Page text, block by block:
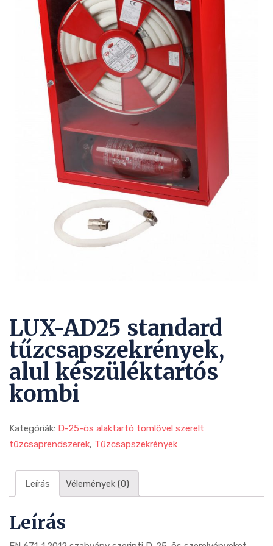
LUX-AD25 standard
tűzcsapszekrények,
alul készüléktartós
kombi
Kategóriák: D-25-ös alaktartó tömlővel szerelt
tűzcsaprendszerek, Tűzcsapszekrények
Leírás Vélemények (0)
Leírás